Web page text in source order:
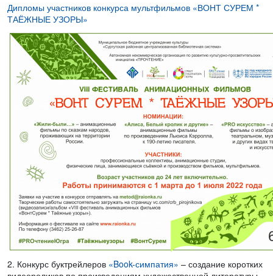
Дипломы участников конкурса мультфильмов «ВОНТ СУРЕМ *
ТАЁЖНЫЕ УЗОРЫ»
2. Конкурс буктрейлеров «Book-симпатия» – создание коротких